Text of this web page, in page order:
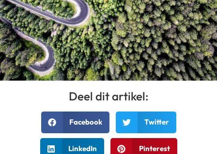
Deel dit artikel:
Facebook Twitter
LinkedIn Pinterest